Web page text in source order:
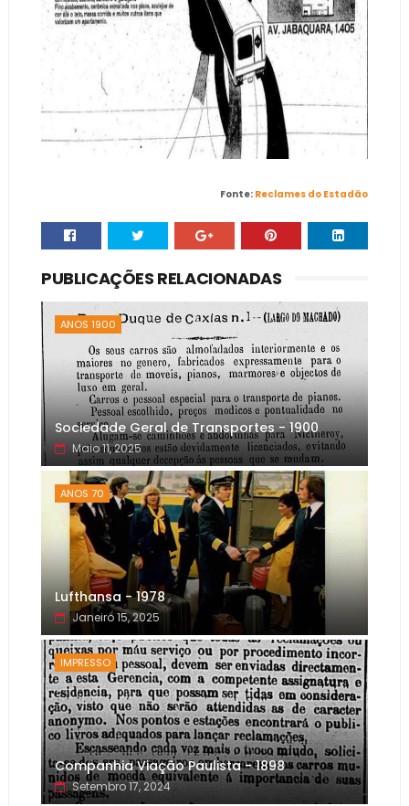
Fonte: Reclames do Estadão
PUBLICAÇÕES RELACIONADAS
ANOS 1900
Sociedade Geral de Transportes - 1900
Maio 11, 2025
ANOS 70
Lufthansa - 1978
Janeiro 15, 2025
IMPRESSO
Companhia Viação Paulista - 1898
Setembro 17, 2024